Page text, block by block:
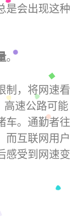
是会出现这种
。
制，将网速看
高速公路可能
车。通勤者往
而互联网用户
感受到网速变